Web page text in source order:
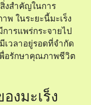
สิ่งสำคัญในการ
พ ในระยะนี้มะเร็ง
ารแพร่กระจายไป
เวลาอยู่รอดที่จำกัด
พื่อรักษาคุณภาพชีวิต
งมะเร็ง